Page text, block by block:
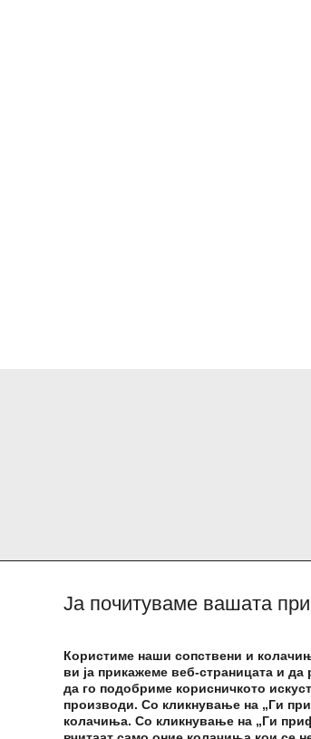
Почетна За
Ја почитуваме вашата
Користиме наши сопствени и
ви ја прикажеме веб-страницата и да
да го подобриме корисничкото
производи. Со кликнување на „Ги
колачиња. Со кликнување на „Ги